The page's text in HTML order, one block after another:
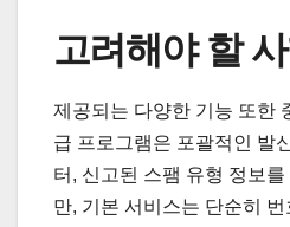
고려해야 할
제공되는 다양한 기능 또한
급 프로그램은 포괄적인 발
터, 신고된 스팸 유형 정보를
만, 기본 서비스는 단순히